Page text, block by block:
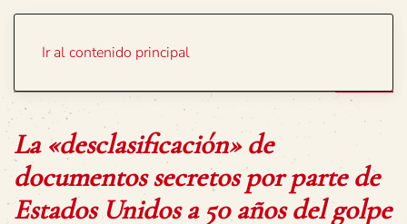
Ir al contenido principal
La «desclasificación» de
documentos secretos por parte de
Estados Unidos a 50 años del golpe